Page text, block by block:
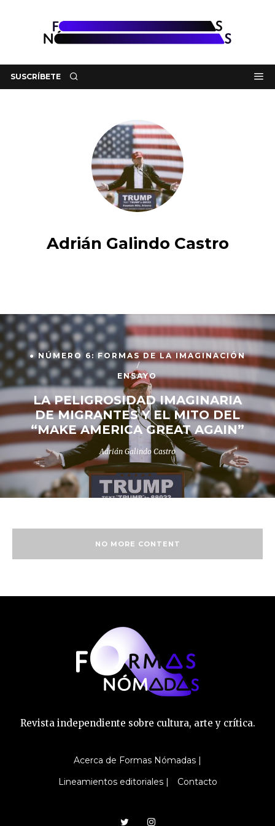
SUSCRÍBETE
Adrián Galindo Castro
● NÚMERO 6: FORMAS DE LA IMAGINACIÓN
ENSAYO
LA PELIGROSIDAD IMAGINARIA
DE MIGRANTES Y EL MITO DEL
“MAKE AMERICA GREAT AGAIN”
Adrián Galindo Castro
NO MORE CONTENT
Revista independiente sobre cultura, arte y crítica.
Acerca de Formas Nómadas |
Lineamientos editoriales |
Contacto